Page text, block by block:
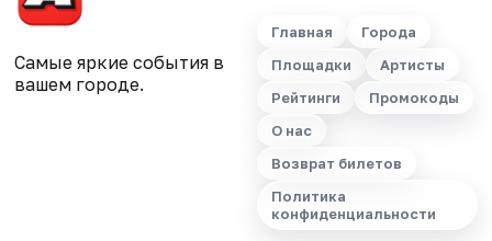
Самые яркие события в
вашем городе.
Главная
Города
Площадки
Артисты
Рейтинги
Промокоды
О нас
Возврат билетов
Политика
конфиденциальности